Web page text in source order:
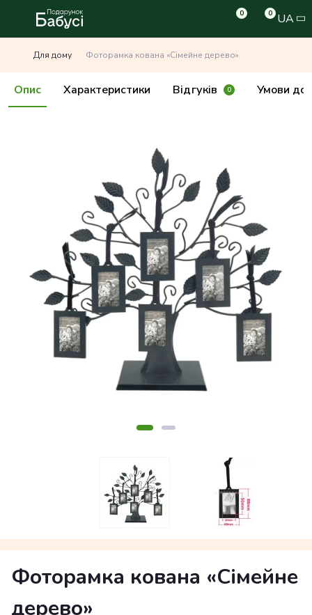
0 0 UA
Для дому Фоторамка кована «Сімейне дерево»
Опис Характеристики Відгуків 0 Умови
Фоторамка кована «Сімейне
дерево»